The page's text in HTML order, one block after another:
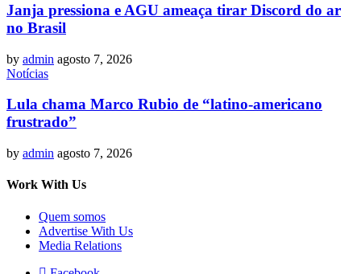
Janja pressiona e AGU ameaça tirar Discord do ar
no Brasil
by admin agosto 7, 2026
Notícias
Lula chama Marco Rubio de “latino-americano
frustrado”
by admin agosto 7, 2026
Work With Us
Quem somos
Advertise With Us
Media Relations